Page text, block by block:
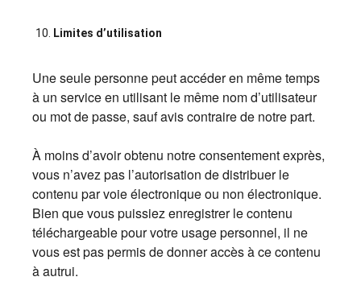
Limites d’utilisation
Une seule personne peut accéder en même temps
à un service en utilisant le même nom d’utilisateur
ou mot de passe, sauf avis contraire de notre part.
À moins d’avoir obtenu notre consentement exprès,
vous n’avez pas l’autorisation de distribuer le
contenu par voie électronique ou non électronique.
Bien que vous puissiez enregistrer le contenu
téléchargeable pour votre usage personnel, il ne
vous est pas permis de donner accès à ce contenu
à autrui.